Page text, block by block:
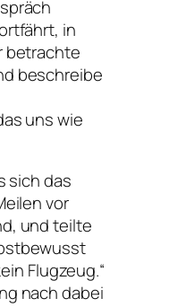
in
betrachte
beschreibe
uns wie
sich das
vor
und teilte
Flugzeug.“
nach dabei